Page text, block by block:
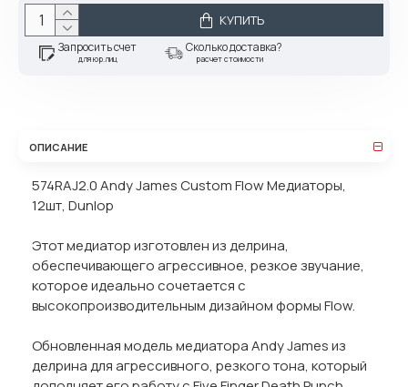
КУПИТЬ
Запросить счет
для юр.лиц
Сколько доставка?
расчет стоимости
ОПИСАНИЕ
574RAJ2.0 Andy James Custom Flow Медиаторы,
12шт, Dunlop
Этот медиатор изготовлен из делрина,
обеспечивающего агрессивное, резкое звучание,
которое идеально сочетается с
высокопроизводительным дизайном формы Flow.
Обновленная модель медиатора Andy James из
делрина для агрессивного, резкого тона, который